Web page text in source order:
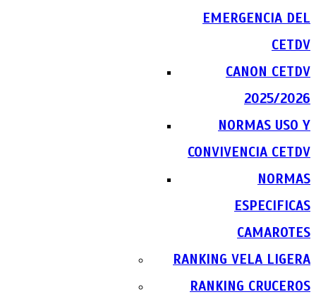
EMERGENCIA DEL
CETDV
CANON CETDV
2025/2026
NORMAS USO Y
CONVIVENCIA CETDV
NORMAS
ESPECIFICAS
CAMAROTES
RANKING VELA LIGERA
RANKING CRUCEROS